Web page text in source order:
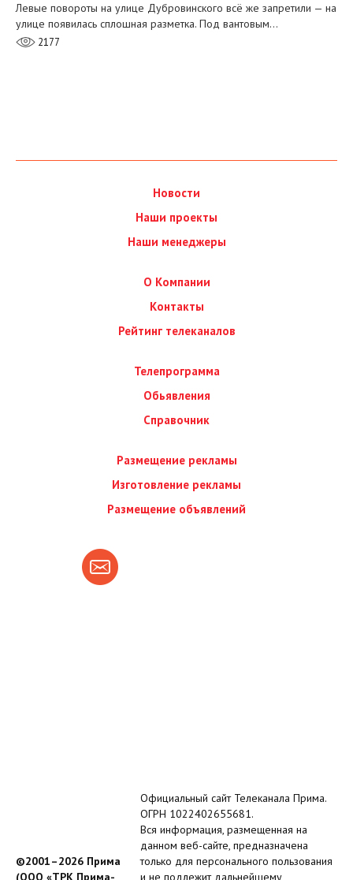
Левые повороты на улице Дубровинского всё же запретили — на
улице появилась сплошная разметка. Под вантовым…
2177
Новости
Наши проекты
Наши менеджеры
О Компании
Контакты
Рейтинг телеканалов
Телепрограмма
Обьявления
Справочник
Размещение рекламы
Изготовление рекламы
Размещение объявлений
©2001–2026 Прима
(ООО «ТРК Прима-
Официальный сайт Телеканала Прима.
ОГРН 1022402655681.
Вся информация, размещенная на
данном веб-сайте, предназначена
только для персонального пользования
и не подлежит дальнейшему